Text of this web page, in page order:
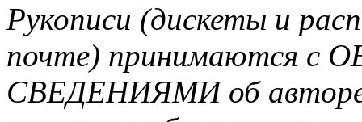
Рукописи (дискеты и
почте) принимаются
СВЕДЕНИЯМИ об